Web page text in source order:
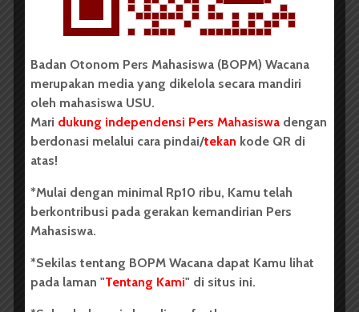
2 menit waktu baca
BERITA KAMPUS
BPDP Sosialisasikan Lomba Riset
Mahasiswa 2026, Dorong Inovasi
Perkebunan
...
Redaksi 2 menit waktu baca
Badan Otonom Pers Mahasiswa (BOPM) Wacana
merupakan media yang dikelola secara mandiri
oleh mahasiswa USU.
Mari dukung independensi Pers Mahasiswa dengan
berdonasi melalui cara pindai/tekan kode QR di
atas!
*Mulai dengan minimal Rp10 ribu, Kamu telah
berkontribusi pada gerakan kemandirian Pers
Mahasiswa.
*Sekilas tentang BOPM Wacana dapat Kamu lihat
pada laman "Tentang Kami" di situs ini.